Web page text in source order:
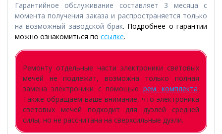
Гарантийное обслуживание составляет 3 месяца с
момента получения заказа и распространяется только
на возможный заводской брак. Подробнее о гарантии
можно ознакомиться по ссылке.
Ремонту отдельные части электроники световых
мечей не подлежат, возможна только полная
замена электроники с помощью рем. комплекта.
Также обращаем ваше внимание, что электроника
световых мечей подходит для дуэлей средней
силы, но не рассчитана на сверхсильные дуэли.